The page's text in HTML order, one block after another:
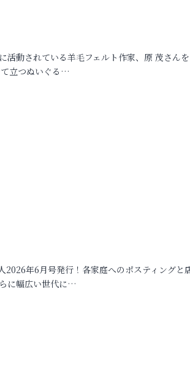
活動されている羊毛フェルト作家、原 茂さん
立つぬいぐる…
2026年6月号発行！各家庭へのポスティングと
に幅広い世代に…